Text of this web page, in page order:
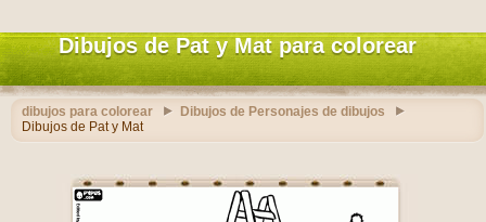
Dibujos de Pat y Mat para colorear
dibujos para colorear
Dibujos de Personajes de dibujos
Dibujos de Pat y Mat